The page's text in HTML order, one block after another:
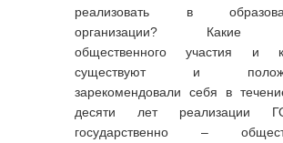
реализовать в
организации? Какие
общественного участия и
существуют и
зарекомендовали себя в
десяти лет реализации
государственно –